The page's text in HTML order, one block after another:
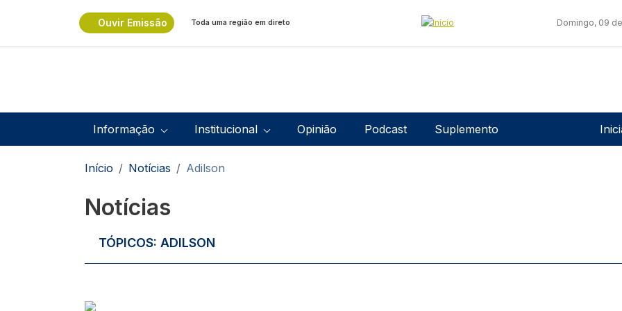
Ouvir Emissão Toda uma região em direto Domingo, 09
Navegação principal
Informação Institucional Opinião Podcast Suplemento
Navegação estrutural
Início Notícias Adilson
Notícias
TÓPICOS: ADILSON